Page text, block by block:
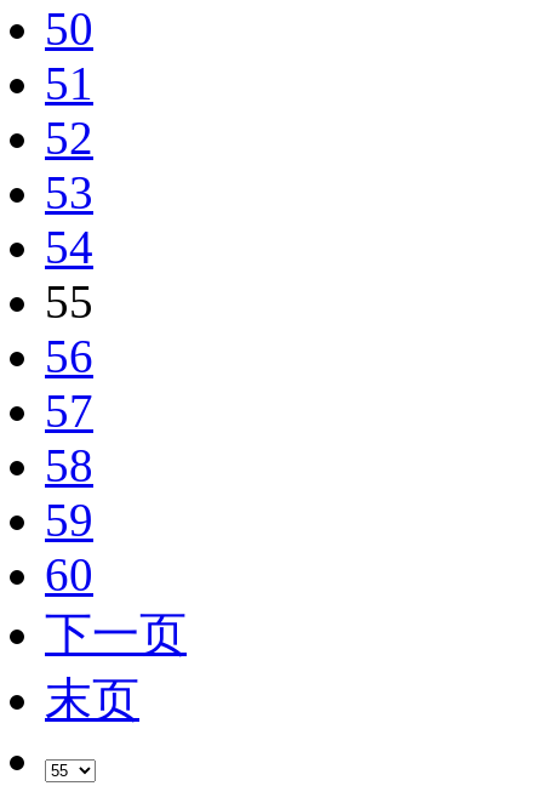
50
51
52
53
54
55
56
57
58
59
60
下一页
末页